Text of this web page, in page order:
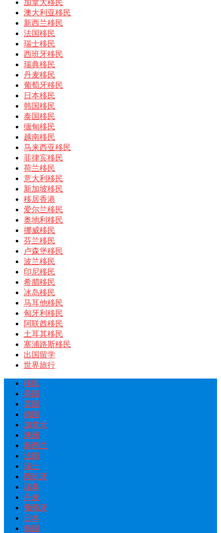
加拿大移民
澳大利亚移民
新西兰移民
法国移民
瑞士移民
西班牙移民
瑞典移民
丹麦移民
葡萄牙移民
日本移民
韩国移民
泰国移民
缅甸移民
越南移民
马来西亚移民
菲律宾移民
荷兰移民
意大利移民
新加坡移民
移居香港
爱尔兰移民
奥地利移民
挪威移民
芬兰移民
卢森堡移民
波兰移民
印尼移民
希腊移民
冰岛移民
马耳他移民
匈牙利移民
阿联酋移民
土耳其移民
塞浦路斯移民
出国留学
世界旅行
移民
美国
英国
德国
加拿大
澳洲
新西兰
法国
瑞士
西班牙
瑞典
丹麦
葡萄牙
日本
韩国